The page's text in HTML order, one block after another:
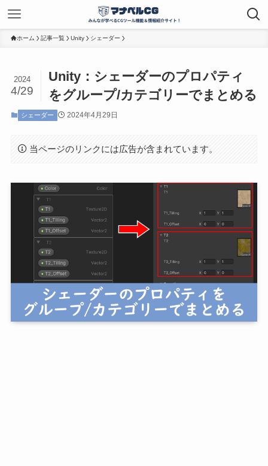
ホーム 記事一覧 Unity シェーダー
Unity：シェーダーのプロパティ
をグループ/カテゴリーでまとめる
2024
4/29
シェーダー 2024年4月29日
当ページのリンクには広告が含まれています。